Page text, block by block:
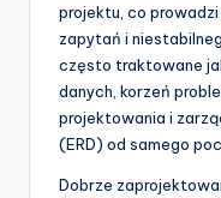
&
S
o
projektu, co
zapytań i
często traktowane
danych, korzeń
projektowania i
(ERD) od samego
Dobrze